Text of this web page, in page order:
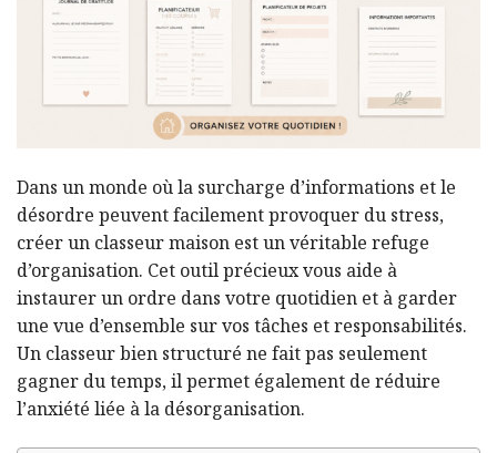
Dans un monde où la surcharge d’informations et le
désordre peuvent facilement provoquer du stress,
créer un classeur maison est un véritable refuge
d’organisation. Cet outil précieux vous aide à
instaurer un ordre dans votre quotidien et à garder
une vue d’ensemble sur vos tâches et responsabilités.
Un classeur bien structuré ne fait pas seulement
gagner du temps, il permet également de réduire
l’anxiété liée à la désorganisation.